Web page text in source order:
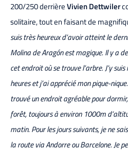
200/250 derrièreVivien Dettwiler
solitaire, tout en faisant de
suis très heureux d’avoir atteint le
Molina de Aragón est magique. Il y a
cet endroit où se trouve l’arbre. J’y
heures et j’ai apprécié mon pique-
trouvé un endroit agréable pour
forêt, toujours à environ 1000m
matin. Pour les jours suivants, je ne
la route via Andorre ou Barcelone. Je